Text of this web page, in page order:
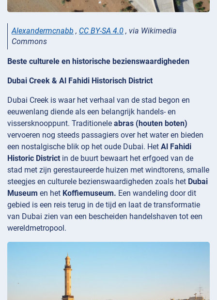
Alexandermcnabb , CC BY-SA 4.0 , via Wikimedia
Commons
Beste culturele en historische bezienswaardigheden
Dubai Creek & Al Fahidi Historisch District
Dubai Creek is waar het verhaal van de stad begon en
eeuwenlang diende als een belangrijk handels- en
vissersknooppunt. Traditionele abras (houten boten)
vervoeren nog steeds passagiers over het water en bieden
een nostalgische blik op het oude Dubai. Het Al Fahidi
Historic District in de buurt bewaart het erfgoed van de
stad met zijn gerestaureerde huizen met windtorens, smalle
steegjes en culturele bezienswaardigheden zoals het Dubai
Museum en het Koffiemuseum. Een wandeling door dit
gebied is een reis terug in de tijd en laat de transformatie
van Dubai zien van een bescheiden handelshaven tot een
wereldmetropool.